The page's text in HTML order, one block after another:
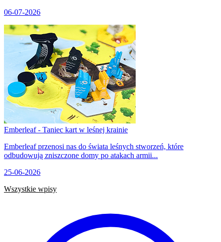
06-07-2026
Emberleaf - Taniec kart w leśnej krainie
Emberleaf przenosi nas do świata leśnych stworzeń, które
odbudowują zniszczone domy po atakach armii...
25-06-2026
Wszystkie wpisy